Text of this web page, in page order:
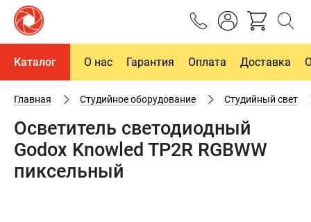
Каталог О нас Гарантия Оплата Доставка
Главная Студийное оборудование Студийный свет
Осветитель светодиодный
Godox Knowled TP2R RGBWW
пиксельный